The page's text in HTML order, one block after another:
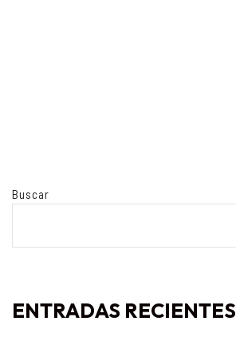
Buscar
ENTRADAS RECIENTES